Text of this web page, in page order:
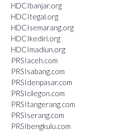
HDCIbanjar.org
HDCItegal.org
HDCIsemarang.org
HDCIkediri.org
HDCImadiun.org
PRSIaceh.com
PRSIsabang.com
PRSIdenpasar.com
PRSIcilegon.com
PRSItangerang.com
PRSIserang.com
PRSIbengkulu.com